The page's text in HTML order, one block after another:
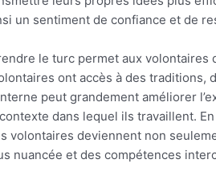
un sentiment de confiance et de
le turc permet aux
ont accès à des
peut grandement améliorer
dans lequel ils travaillent.
volontaires deviennent non
nuancée et des compétences